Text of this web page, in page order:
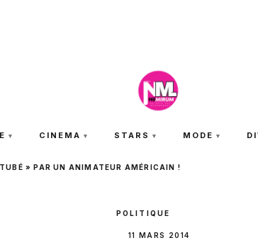
CINEMA STARS MODE
» PAR UN ANIMATEUR AMÉRICAIN !
POLITIQUE
11 MARS 2014